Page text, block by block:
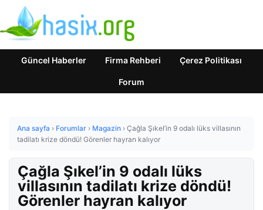
Güncel Haberler Firma Rehberi Çerez Politikası
Forum
Ana sayfa › Forumlar › Magazin › Çağla Şıkel’in 9 odalı lüks villasının
tadilatı krize döndü! Görenler hayran kalıyor
Çağla Şıkel’in 9 odalı lüks
villasının tadilatı krize döndü!
Görenler hayran kalıyor